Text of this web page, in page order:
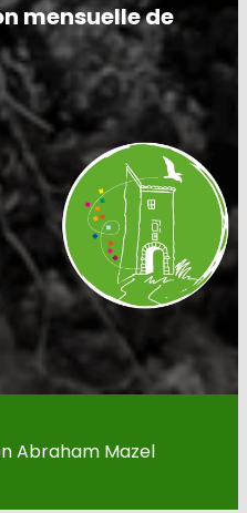
mensuelle de
Abraham Mazel